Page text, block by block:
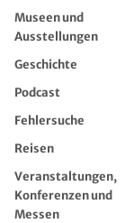
Museen und
Ausstellungen
Geschichte
Podcast
Fehlersuche
Reisen
Veranstaltungen,
Konferenzen und
Messen